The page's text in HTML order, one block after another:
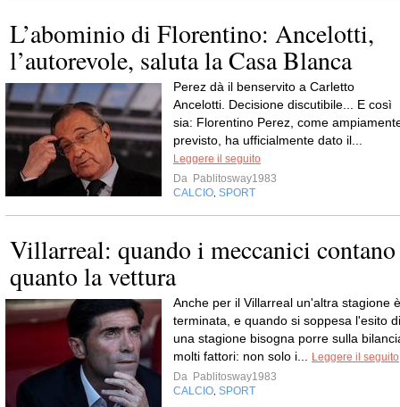
L’abominio di Florentino: Ancelotti,
l’autorevole, saluta la Casa Blanca
Perez dà il benservito a Carletto
Ancelotti. Decisione discutibile... E così
sia: Florentino Perez, come
previsto, ha ufficialmente dato il...
Leggere il seguito
Da Pablitosway1983
CALCIO SPORT
Villarreal: quando i meccanici contano
quanto la vettura
Anche per il Villarreal un'altra stagione è
terminata, e quando si soppesa l'esito di
una stagione bisogna porre sulla
molti fattori: non solo i...
Leggere il seguito
Da Pablitosway1983
CALCIO SPORT